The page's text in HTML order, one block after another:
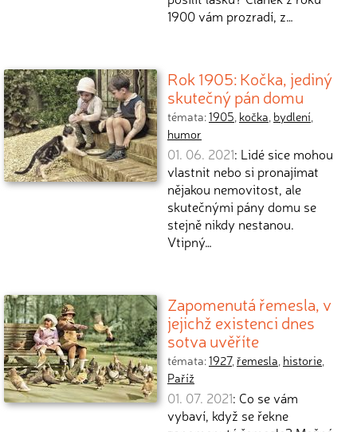
1900 vám prozradí, z…
Rok 1905: Kočka, jediný
skutečný pán domu
témata:1905, kočka, bydlení,
humor
01. 06. 2021: Lidé sice mohou
vlastnit nebo si pronajímat
nějakou nemovitost, ale
skutečnými pány domu se
stejně nikdy nestanou.
Vtipný…
Zapomenutá řemesla, v
jejichž existenci dnes
sotva uvěříte
témata:1927, řemesla, historie,
Paříž
01. 07. 2021: Co se vám
vybaví, když se řekne